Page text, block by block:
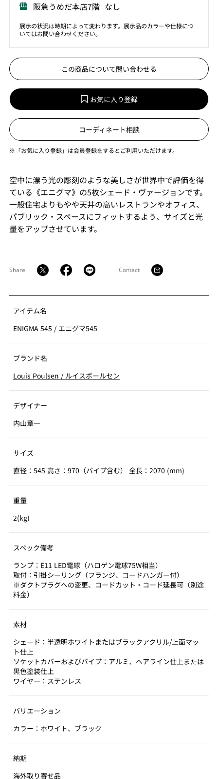
阪急うめだ本店7階 なし
展示の状況は時期によって変わります。展示品のカラーや仕様につ
いてはお問い合わせください。
この商品について問い合わせる
お気に入り登録
コーディネート相談
※「お気に入り登録」は会員登録をするとご利用いただけます。
空中に漂う光の彫刻のような美しさが世界中で評価を得
ている《エニグマ》の5枚シェード・ヴァージョンです。
一般住宅よりもやや天井の高いレストランやオフィス、
パブリック・スペースにフィットするよう、サイズと光
量をアップさせています。
Share Contact
アイテム名
ENIGMA 545 / エニグマ545
ブランド名
Louis Poulsen / ルイスポールセン
デザイナー
内山章一
サイズ
直径：545 高さ：970（パイプ含む） 全長：2070 (mm)
重量
2(kg)
スペック備考
ランプ：E11 LED電球（ハロゲン電球75W相当）
取付：引掛シーリング（フランジ、コードハンガー付）
※ダクトプラグへの変更、コードカット・コード延長可（別途
料金）
素材
シェード：半透明ホワイトまたはブラックアクリル/上面マッ
ト仕上
ソケットカバーおよびパイプ：アルミ、ヘアライン仕上または
黒色塗装仕上
ワイヤー：ステンレス
バリエーション
カラー：ホワイト、ブラック
納期
海外取り寄せ品